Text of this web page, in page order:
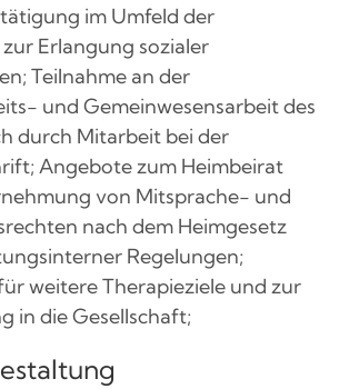
im Umfeld der
Erlangung sozialer
Teilnahme an der
und Gemeinwesensarbeit des
durch Mitarbeit bei der
Angebote zum Heimbeirat
von Mitsprache- und
nach dem Heimgesetz
Regelungen;
weitere Therapieziele und zur
in die Gesellschaft;